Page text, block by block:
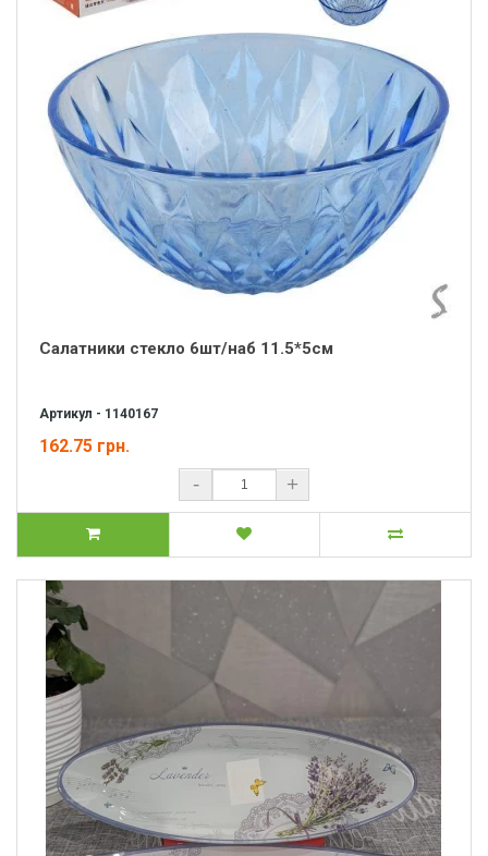
Салатники стекло 6шт/наб 11.5*5см
Артикул - 1140167
162.75 грн.
- +